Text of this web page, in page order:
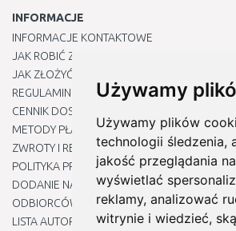
Używamy
Używamy plików
technologii śledzenia,
jakość przeglądania
wyświetlać
reklamy, analizować
witrynie i wiedzieć,
INFORMACJE
INFORMACJE KONTAKTOWE
JAK ROBIĆ ZAKUPY ?
JAK ZŁOŻYĆ REKLAMACJĘ
REGULAMIN
CENNIK DOSTAWY
METODY PŁATNOŚCI
ZWROTY I REKLAMACJE PRODUKTÓW
POLITYKA PRYWATNOŚCI
DODANIE NASZYCH ADRESÓW E-MAIL DO
ODBIORCÓW
LISTA AUTORYZOWANYCH CENTRÓW